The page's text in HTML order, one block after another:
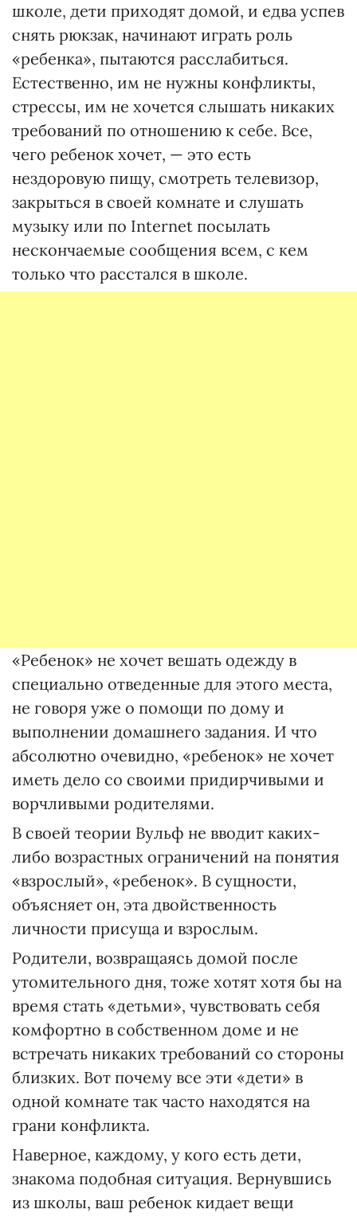
школе, дети приходят домой, и едва успев
снять рюкзак, начинают играть роль
«ребенка», пытаются расслабиться.
Естественно, им не нужны конфликты,
стрессы, им не хочется слышать никаких
требований по отношению к себе. Все,
чего ребенок хочет, — это есть
нездоровую пищу, смотреть телевизор,
закрыться в своей комнате и слушать
музыку или по Internet посылать
нескончаемые сообщения всем, с кем
только что расстался в школе.
«Ребенок» не хочет вешать одежду в
специально отведенные для этого места,
не говоря уже о помощи по дому и
выполнении домашнего задания. И что
абсолютно очевидно, «ребенок» не хочет
иметь дело со своими придирчивыми и
ворчливыми родителями.
В своей теории Вульф не вводит каких-
либо возрастных ограничений на понятия
«взрослый», «ребенок». В сущности,
объясняет он, эта двойственность
личности присуща и взрослым.
Родители, возвращаясь домой после
утомительного дня, тоже хотят хотя бы на
время стать «детьми», чувствовать себя
комфортно в собственном доме и не
встречать никаких требований со стороны
близких. Вот почему все эти «дети» в
одной комнате так часто находятся на
грани конфликта.
Наверное, каждому, у кого есть дети,
знакома подобная ситуация. Вернувшись
из школы, ваш ребенок кидает вещи